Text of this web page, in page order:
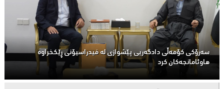
سەرۆكی كۆمەڵى دادگەریی پێشوازی لە فیدراسیۆنی ڕێكخراوە
هاوئامانجەكان کرد